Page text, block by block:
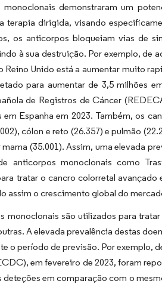
demonstraram um
terapia dirigida, visando
os anticorpos bloqueiam vias de
à sua destruição. Por exemplo, de
Reino Unido está a aumentar muito
para aumentar de 3,5 milhões
de Registros de Cáncer
Espanha em 2023. Também, os
cólon e reto (26.357) e pulmão
(35.001). Assim, uma elevada
anticorpos monoclonais como
tratar o cancro colorretal
assim o crescimento global do
monoclonais são utilizados para
A elevada prevalência destas
o período de previsão. Por exemplo,
em fevereiro de 2023, foram
deteções em comparação com o